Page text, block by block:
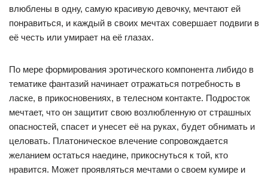
влюблены в одну, самую красивую девочку, мечтают ей
понравиться, и каждый в своих мечтах совершает подвиги в
её честь или умирает на её глазах.
По мере формирования эротического компонента либидо в
тематике фантазий начинает отражаться потребность в
ласке, в прикосновениях, в телесном контакте. Подросток
мечтает, что он защитит свою возлюбленную от страшных
опасностей, спасет и унесет её на руках, будет обнимать и
целовать. Платоническое влечение сопровождается
желанием остаться наедине, прикоснуться к той, кто
нравится. Может проявляться мечтами о своем кумире и